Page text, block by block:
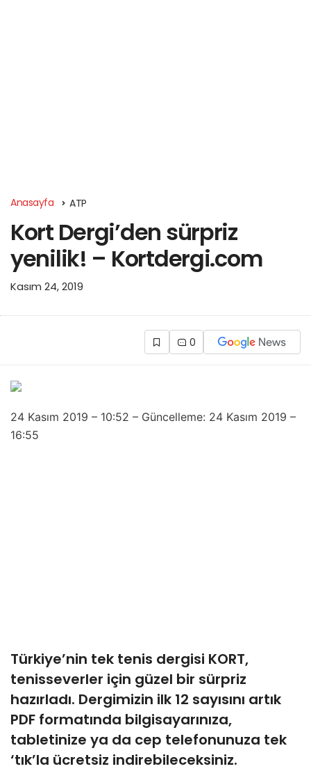
Anasayfa ATP
Kort Dergi’den sürpriz
yenilik! – Kortdergi.com
Kasım 24, 2019
0
24 Kasım 2019 – 10:52 – Güncelleme: 24 Kasım 2019 –
16:55
Türkiye’nin tek tenis dergisi KORT,
tenisseverler için güzel bir sürpriz
hazırladı. Dergimizin ilk 12 sayısını artık
PDF formatında bilgisayarınıza,
tabletinize ya da cep telefonunuza tek
‘tık’la ücretsiz indirebileceksiniz.